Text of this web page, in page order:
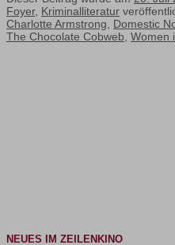
Foyer, Kriminalliteratur
Charlotte Armstrong, Domestic
The Chocolate Cobweb, Women
NEUES IM ZEILENKINO